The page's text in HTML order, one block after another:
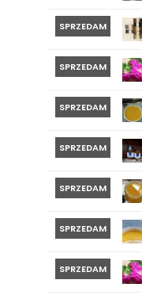
SPRZEDAM
SPRZEDAM
SPRZEDAM
SPRZEDAM
SPRZEDAM
SPRZEDAM
SPRZEDAM